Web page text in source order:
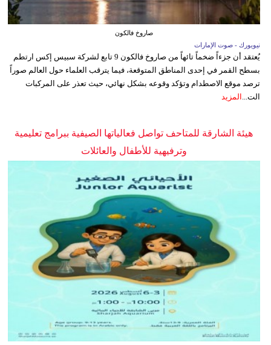
صاروخ فالكون
نيويورك - صوت الإمارات
يُعتقد أن جزءاً ضخماً تائهاً من صاروخ فالكون 9 تابع لشركة سبيس إكس ارتطم
بسطح القمر في إحدى المناطق المتوقعة، فيما يترقب العلماء حول العالم صوراً
ترصد موقع الاصطدام وتؤكد وقوعه بشكل نهائي، حيث تعذر على المركبات
الت...
المزيد
هيئة الشارقة للمتاحف تواصل فعالياتها الصيفية ببرامج تعليمية
وترفيهية للأطفال والعائلات